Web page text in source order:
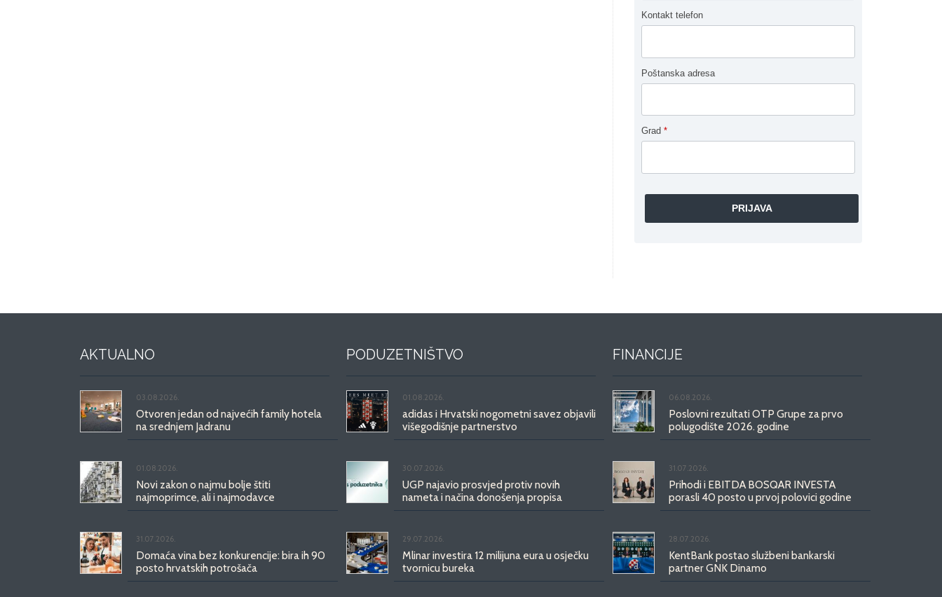
Kontakt telefon
Poštanska adresa
Grad *
AKTUALNO
03.08.2026.
Otvoren jedan od najvećih family hotela
na srednjem Jadranu
01.08.2026.
Novi zakon o najmu bolje štiti
najmoprimce, ali i najmodavce
31.07.2026.
Domaća vina bez konkurencije: bira ih 90
posto hrvatskih potrošača
PODUZETNIŠTVO
01.08.2026.
adidas i Hrvatski nogometni savez objavili
višegodišnje partnerstvo
30.07.2026.
UGP najavio prosvjed protiv novih
nameta i načina donošenja propisa
29.07.2026.
Mlinar investira 12 milijuna eura u osječku
tvornicu bureka
FINANCIJE
06.08.2026.
Poslovni rezultati OTP Grupe za prvo
polugodište 2026. godine
31.07.2026.
Prihodi i EBITDA BOSQAR INVESTA
porasli 40 posto u prvoj polovici godine
28.07.2026.
KentBank postao službeni bankarski
partner GNK Dinamo